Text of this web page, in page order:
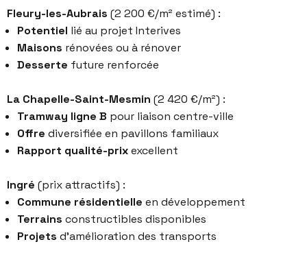
Fleury-les-Aubrais (2 200 €/m² estimé) :
Potentiel lié au projet Interives
Maisons rénovées ou à rénover
Desserte future renforcée
La Chapelle-Saint-Mesmin (2 420 €/m²) :
Tramway ligne B pour liaison centre-ville
Offre diversifiée en pavillons familiaux
Rapport qualité-prixexcellent
Ingré (prix attractifs) :
Commune résidentielle en développement
Terrains constructibles disponibles
Projets d’amélioration des transports